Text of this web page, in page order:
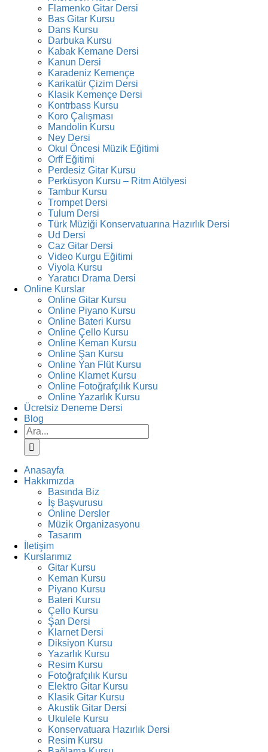
Flamenko Gitar Dersi
Bas Gitar Kursu
Dans Kursu
Darbuka Kursu
Kabak Kemane Dersi
Kanun Dersi
Karadeniz Kemençe
Karikatür Çizim Dersi
Klasik Kemençe Dersi
Kontrbass Kursu
Koro Çalışması
Mandolin Kursu
Ney Dersi
Okul Öncesi Müzik Eğitimi
Orff Eğitimi
Perdesiz Gitar Kursu
Perküsyon Kursu – Ritm Atölyesi
Tambur Kursu
Trompet Dersi
Tulum Dersi
Türk Müziği Konservatuarına Hazırlık Dersi
Ud Dersi
Caz Gitar Dersi
Video Kurgu Eğitimi
Viyola Kursu
Yaratıcı Drama Dersi
Online Kurslar
Online Gitar Kursu
Online Piyano Kursu
Online Bateri Kursu
Online Çello Kursu
Online Keman Kursu
Online Şan Kursu
Online Yan Flüt Kursu
Online Klarnet Kursu
Online Fotoğrafçılık Kursu
Online Yazarlık Kursu
Ücretsiz Deneme Dersi
Blog
Ara:
Anasayfa
Hakkımızda
Basında Biz
İş Başvurusu
Online Dersler
Müzik Organizasyonu
Tasarım
İletişim
Kurslarımız
Gitar Kursu
Keman Kursu
Piyano Kursu
Bateri Kursu
Çello Kursu
Şan Dersi
Klarnet Dersi
Diksiyon Kursu
Yazarlık Kursu
Resim Kursu
Fotoğrafçılık Kursu
Elektro Gitar Kursu
Klasik Gitar Kursu
Akustik Gitar Dersi
Ukulele Kursu
Konservatuara Hazırlık Dersi
Resim Kursu